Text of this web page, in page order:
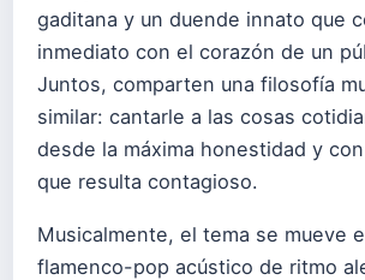
gaditana y un duende innato que
inmediato con el corazón de un
Juntos, comparten una filosofía
similar: cantarle a las cosas
desde la máxima honestidad y
que resulta contagioso.
Musicalmente, el tema se mueve
flamenco-pop acústico de ritmo